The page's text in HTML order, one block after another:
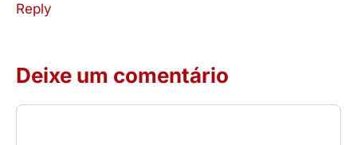
Reply
Deixe um comentário
Comentário